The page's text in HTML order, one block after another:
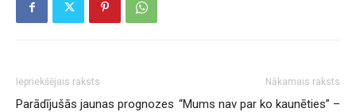
Iepriekšējais raksts
Parādījušās jaunas prognozes
Nākamais raksts
“Mums nav par ko kaunēties” –